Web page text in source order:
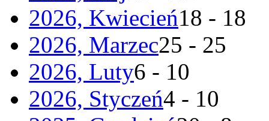
2026, Kwiecień18 - 18
2026, Marzec25 - 25
2026, Luty6 - 10
2026, Styczeń4 - 10